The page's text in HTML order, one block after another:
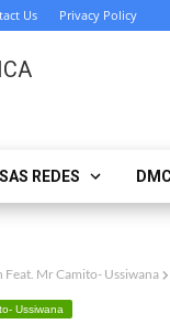
Us Privacy Policy
REDES
Feat. Mr Camito- Ussiwana
Ussiwana